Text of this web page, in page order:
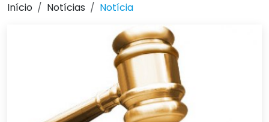
Início Notícias Notícia